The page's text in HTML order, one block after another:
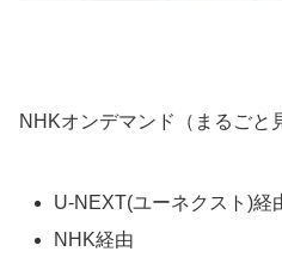
NHKオンデマンド（まるごと
U-NEXT(ユーネクスト)経
NHK経由